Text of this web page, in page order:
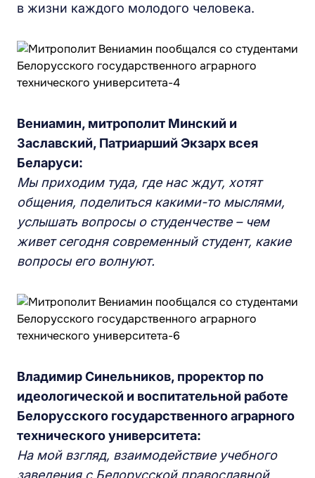
в жизни каждого молодого человека.
Вениамин, митрополит Минский и
Заславский, Патриарший Экзарх всея
Беларуси:
Мы приходим туда, где нас ждут, хотят
общения, поделиться какими-то мыслями,
услышать вопросы о студенчестве – чем
живет сегодня современный студент, какие
вопросы его волнуют.
Владимир Синельников, проректор по
идеологической и воспитательной работе
Белорусского государственного аграрного
технического университета:
На мой взгляд, взаимодействие учебного
заведения с Белорусской православной